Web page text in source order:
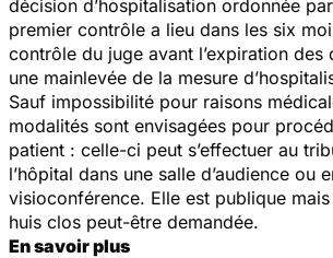
décision d’hospitalisation ordonnée
premier contrôle a lieu dans les six
contrôle du juge avant l’expiration des
une mainlevée de la mesure
Sauf impossibilité pour raisons
modalités sont envisagées pour
patient : celle-ci peut s’effectuer au
l’hôpital dans une salle d’audience ou
visioconférence. Elle est publique
huis clos peut-être demandée.
En savoir plus